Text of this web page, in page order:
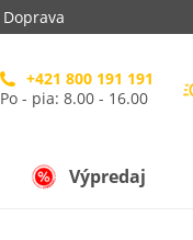
Doprava
+421 800 191 191
Po - pia: 8.00 - 16.00
Výpredaj